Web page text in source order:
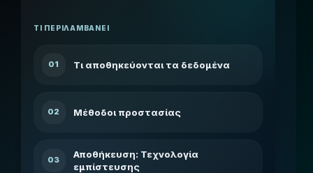
ΤΙ ΠΕΡΙΛΑΜΒΆΝΕΙ
01 Τι αποθηκεύονται τα δεδομένα
02 Μέθοδοι προστασίας
03
Αποθήκευση: Τεχνολογία
εμπίστευσης